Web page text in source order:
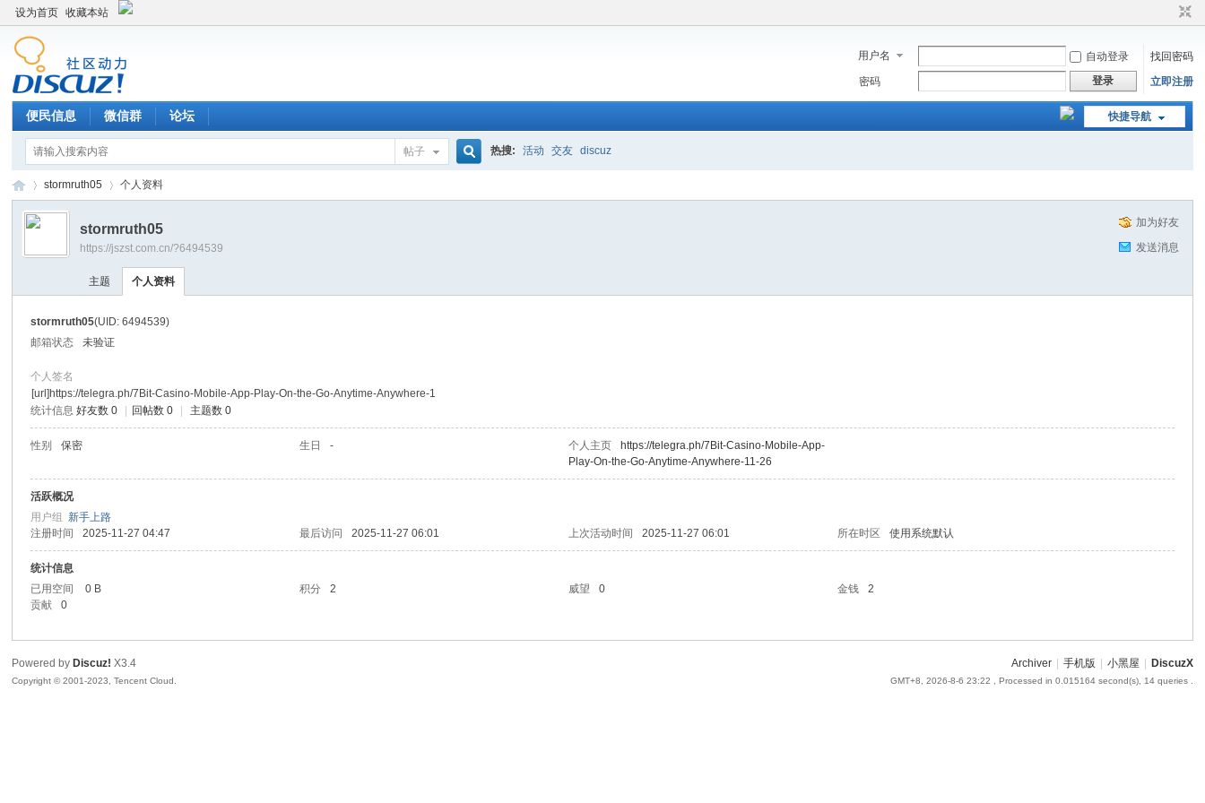
设为首页 收藏本站
用户名 自动登录
找回密码
密码
登录 立即注册
快捷导航
便民信息 微信群 论坛
帖子 热搜: 活动 交友 discuz
›
stormruth05 个人资料
加为好友
发送消息
stormruth05
https://jszst.com.cn/?6494539
主题 个人资料
stormruth05(UID: 6494539)
邮箱状态
未验证
个人签名
[url]https://telegra.ph/7Bit-Casino-Mobile-App-Play-On-the-Go-Anytime-Anywhere-1
统计信息 好友数 0 回帖数 0 主题数 0
性别 保密 生日 - 个人主页
https://telegra.ph/7Bit-Casino-Mobile-App-
Play-On-the-Go-Anytime-Anywhere-11-26
活跃概况
用户组新手上路
注册时间
2025-11-27 04:47 最后访问 2025-11-27 06:01 上次活动时间 2025-11-27 06:01 所在时区 使用系统默认
统计信息
已用空间
0 B 积分 2 威望 0 金钱
2
贡献
0
Archiver 手机版 小黑屋 DiscuzX
GMT+8, 2026-8-6 23:22 , Processed in 0.015164 second(s), 14 queries .
Powered by Discuz! X3.4
Copyright © 2001-2023, Tencent Cloud.